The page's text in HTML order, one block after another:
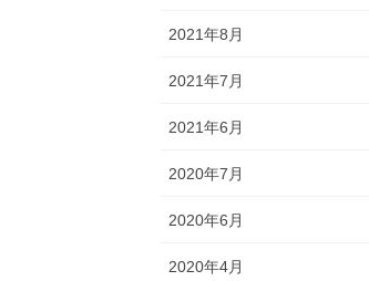
2021年8月
2021年7月
2021年6月
2020年7月
2020年6月
2020年4月